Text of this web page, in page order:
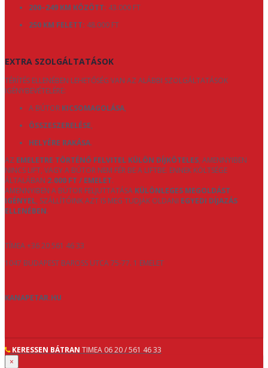
200–249 KM KÖZÖTT: 43.000 FT
250 KM FELETT: 48.000 FT
EXTRA SZOLGÁLTATÁSOK
TÉRÍTÉS ELLENÉBEN LEHETŐSÉG VAN AZ ALÁBBI SZOLGÁLTATÁSOK
IGÉNYBEVÉTELÉRE:
A BÚTOR KICSOMAGOLÁSA,
ÖSSZESZERELÉSE,
HELYÉRE RAKÁSA.
AZ EMELETRE TÖRTÉNŐ FELVITEL KÜLÖN DÍJKÖTELES, AMENNYIBEN
NINCS LIFT, VAGY A BÚTOR NEM FÉR BE A LIFTBE. ENNEK KÖLTSÉGE
ÁLTALÁBAN 2.000 FT / EMELET.
AMENNYIBEN A BÚTOR FELJUTTATÁSA KÜLÖNLEGES MEGOLDÁST
IGÉNYEL, SZÁLLÍTÓINK AZT IS MEG TUDJÁK OLDANI EGYEDI DÍJAZÁS
ELLENÉBEN.
TÍMEA +36 20 561 46 33
1047 BUDAPEST BAROSS UTCA 75-77. 1 EMELET
KANAPETAR.HU
KERESSEN BÁTRAN TIMEA 06 20 / 561 46 33
×